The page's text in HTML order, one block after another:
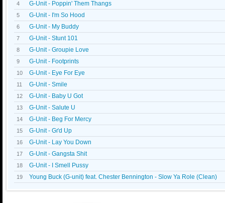
4 G-Unit - Poppin' Them Thangs
5 G-Unit - I'm So Hood
6 G-Unit - My Buddy
7 G-Unit - Stunt 101
8 G-Unit - Groupie Love
9 G-Unit - Footprints
10 G-Unit - Eye For Eye
11 G-Unit - Smile
12 G-Unit - Baby U Got
13 G-Unit - Salute U
14 G-Unit - Beg For Mercy
15 G-Unit - Gґd Up
16 G-Unit - Lay You Down
17 G-Unit - Gangsta Shit
18 G-Unit - I Smell Pussy
19 Young Buck (G-unit) feat. Chester Bennington - Slow Ya Role (Clean)